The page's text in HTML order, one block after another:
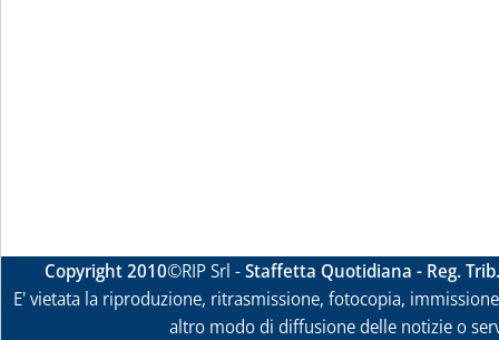
Copyright 2010©RIP Srl -Staffetta Quotidiana - Reg.
E' vietata la riproduzione, ritrasmissione, fotocopia,
altro modo di diffusione delle notizie o